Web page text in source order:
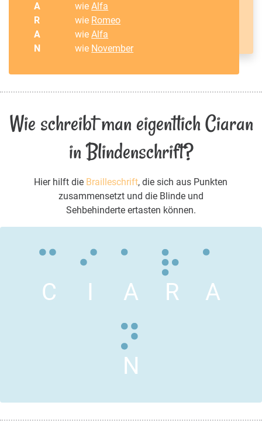
A
wieAlfa
R
wie Romeo
A
wieAlfa
N
wie November
Wie schreibt man eigentlich Ciaran
in Blindenschrift?
Hier hilft die Brailleschrift, die sich aus Punkten
zusammensetzt und die Blinde und
Sehbehinderte ertasten können.
C I A R A
N